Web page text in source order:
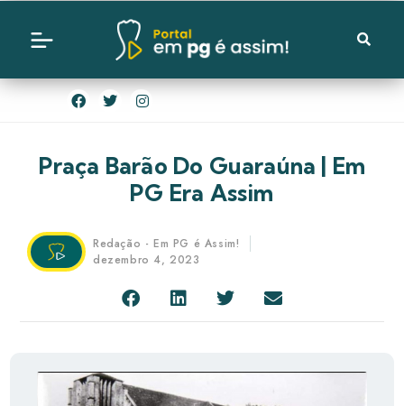
Praça Barão Do Guaraúna | Em
PG Era Assim
Redação - Em PG é Assim!
dezembro 4, 2023